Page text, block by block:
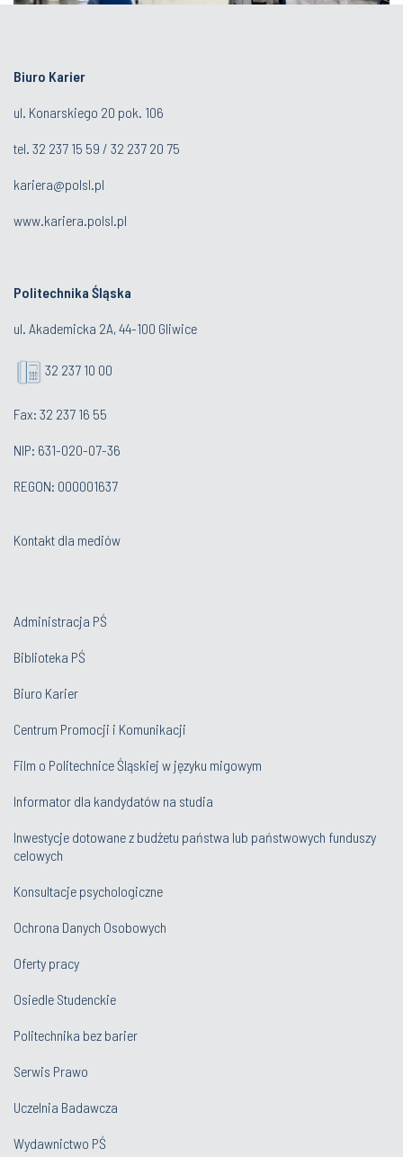
Biuro Karier
ul. Konarskiego 20 pok. 106
tel. 32 237 15 59 / 32 237 20 75
kariera@polsl.pl
www.kariera.polsl.pl
Politechnika Śląska
ul. Akademicka 2A, 44-100 Gliwice
32 237 10 00
Fax: 32 237 16 55
NIP: 631-020-07-36
REGON: 000001637
Kontakt dla mediów
Administracja PŚ
Biblioteka PŚ
Biuro Karier
Centrum Promocji i Komunikacji
Film o Politechnice Śląskiej w języku migowym
Informator dla kandydatów na studia
Inwestycje dotowane z budżetu państwa lub państwowych funduszy
celowych
Konsultacje psychologiczne
Ochrona Danych Osobowych
Oferty pracy
Osiedle Studenckie
Politechnika bez barier
Serwis Prawo
Uczelnia Badawcza
Wydawnictwo PŚ